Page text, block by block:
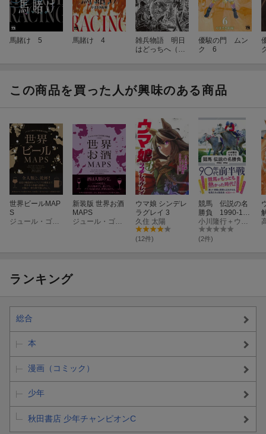
馬賭け 5 馬賭け 4
雑兵物語 明日
はどっちへ（3
優駿の門 ムン
ク 6
この商品を買った人が興味のある商品
世界ビールMAP
S
ジュール・ゴベール＝テュルパン
新装版 世界お酒
MAPS
ジュール・ゴベール＝テュルパン
ウマ娘 シンデレ
ラグレイ 3
久住 太陽
(12件)
競馬 伝説の名
勝負 1990-199
4 90年代前半
戦
小川隆行＋ウマフリ
(2件)
ランキング
総合
本
漫画（コミック）
少年
秋田書店 少年チャンピオンC